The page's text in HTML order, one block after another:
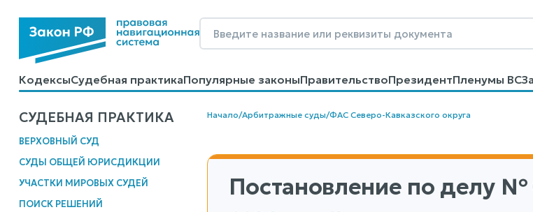
КодексыСудебная практикаПопулярные законыПравительствоПрезидентПленумы ВС
КалькуляторыСправочные материалыОбразцы договоровКонтактыПомощьПоиск
СУДЕБНАЯ ПРАКТИКА
ВЕРХОВНЫЙ СУД
СУДЫ ОБЩЕЙ ЮРИСДИКЦИИ
УЧАСТКИ МИРОВЫХ СУДЕЙ
ПОИСК РЕШЕНИЙ
Начало/Арбитражные суды/ФАС Северо-Кавказского округа
Постановление по делу №